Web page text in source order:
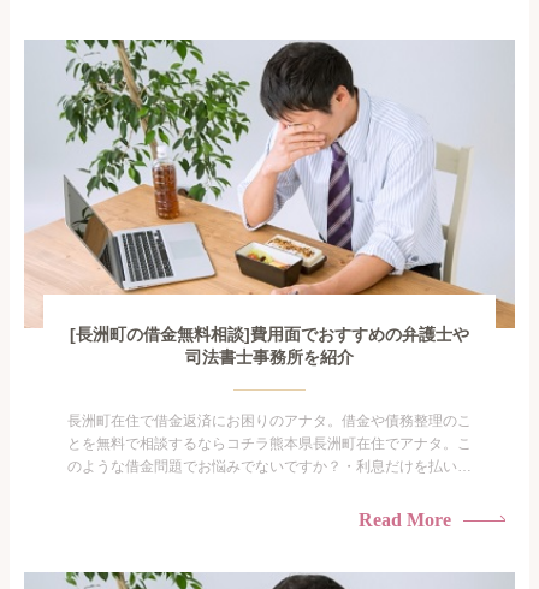
探すにも限界...
[長洲町の借金無料相談]費用面でおすすめの弁護士や
司法書士事務所を紹介
長洲町在住で借金返済にお困りのアナタ。借金や債務整理のこ
とを無料で相談するならコチラ熊本県長洲町在住でアナタ。こ
のような借金問題でお悩みでないですか？・利息だけを払い続
られたくない・借金の催促、取り立てで憂鬱になる。・闇金に
がありま...
Read More